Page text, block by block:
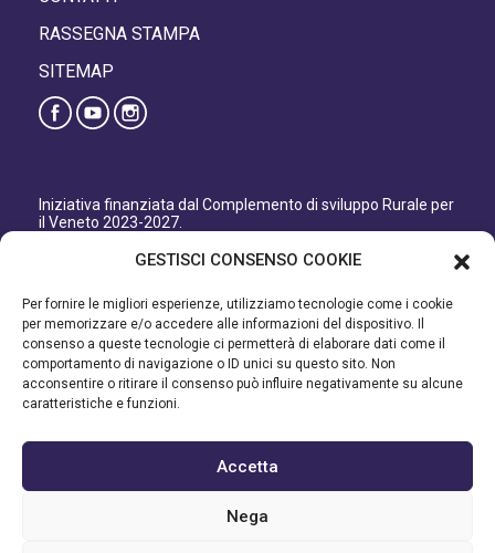
GESTISCI CONSENSO COOKIE
Per fornire le migliori esperienze, utilizziamo tecnologie come i cookie
per memorizzare e/o accedere alle informazioni del dispositivo. Il
consenso a queste tecnologie ci permetterà di elaborare dati come il
comportamento di navigazione o ID unici su questo sito. Non
acconsentire o ritirare il consenso può influire negativamente su alcune
caratteristiche e funzioni.
Accetta
Nega
RASSEGNA STAMPA
SITEMAP
Iniziativa finanziata dal Complemento di sviluppo Rurale per
il Veneto 2023-2027.
Direzione AdG FEASR Bonifica e Irrigazione.
Iniziativa finanziata dal Programma di Sviluppo Rurale per il
Veneto 2014-2022.
Organismo responsabile dell’informazione: GAL Patavino.
334232 – C.F e P.IVA 03748880287 - All Right Reserved